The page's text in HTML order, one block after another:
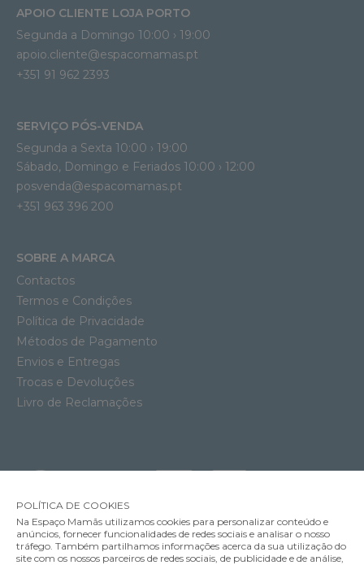
APOIO CLIENTE LOJA PORTO
Segunda a Domingo 10:00 › 19:00
apoio.cliente@espacomamas.pt
+351 91 962 2393
SERVIÇO PÓS-VENDA
Segunda a Sexta 10:00 › 19:00
Sábado, Domingo e Feriados 10:00 › 12:00
posvenda@espacomamas.pt
+351 963 396 200
SOBRE A MARCA
Contactos
Termos e Condições
Política de Privacidade
Métodos de Pagamento
Envios e Entregas
Trocas e Devoluções
Livro de Reclamações
POLÍTICA DE COOKIES
Na Espaço Mamãs utilizamos cookies para personalizar conteúdo e
anúncios, fornecer funcionalidades de redes sociais e analisar o nosso
tráfego. Também partilhamos informações acerca da sua utilização do
site com os nossos parceiros de redes sociais, de publicidade e de análise,